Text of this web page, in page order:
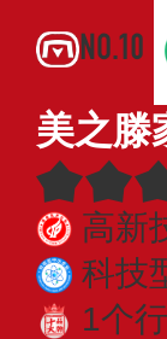
NO.10
美之滕
高新
科技
1个